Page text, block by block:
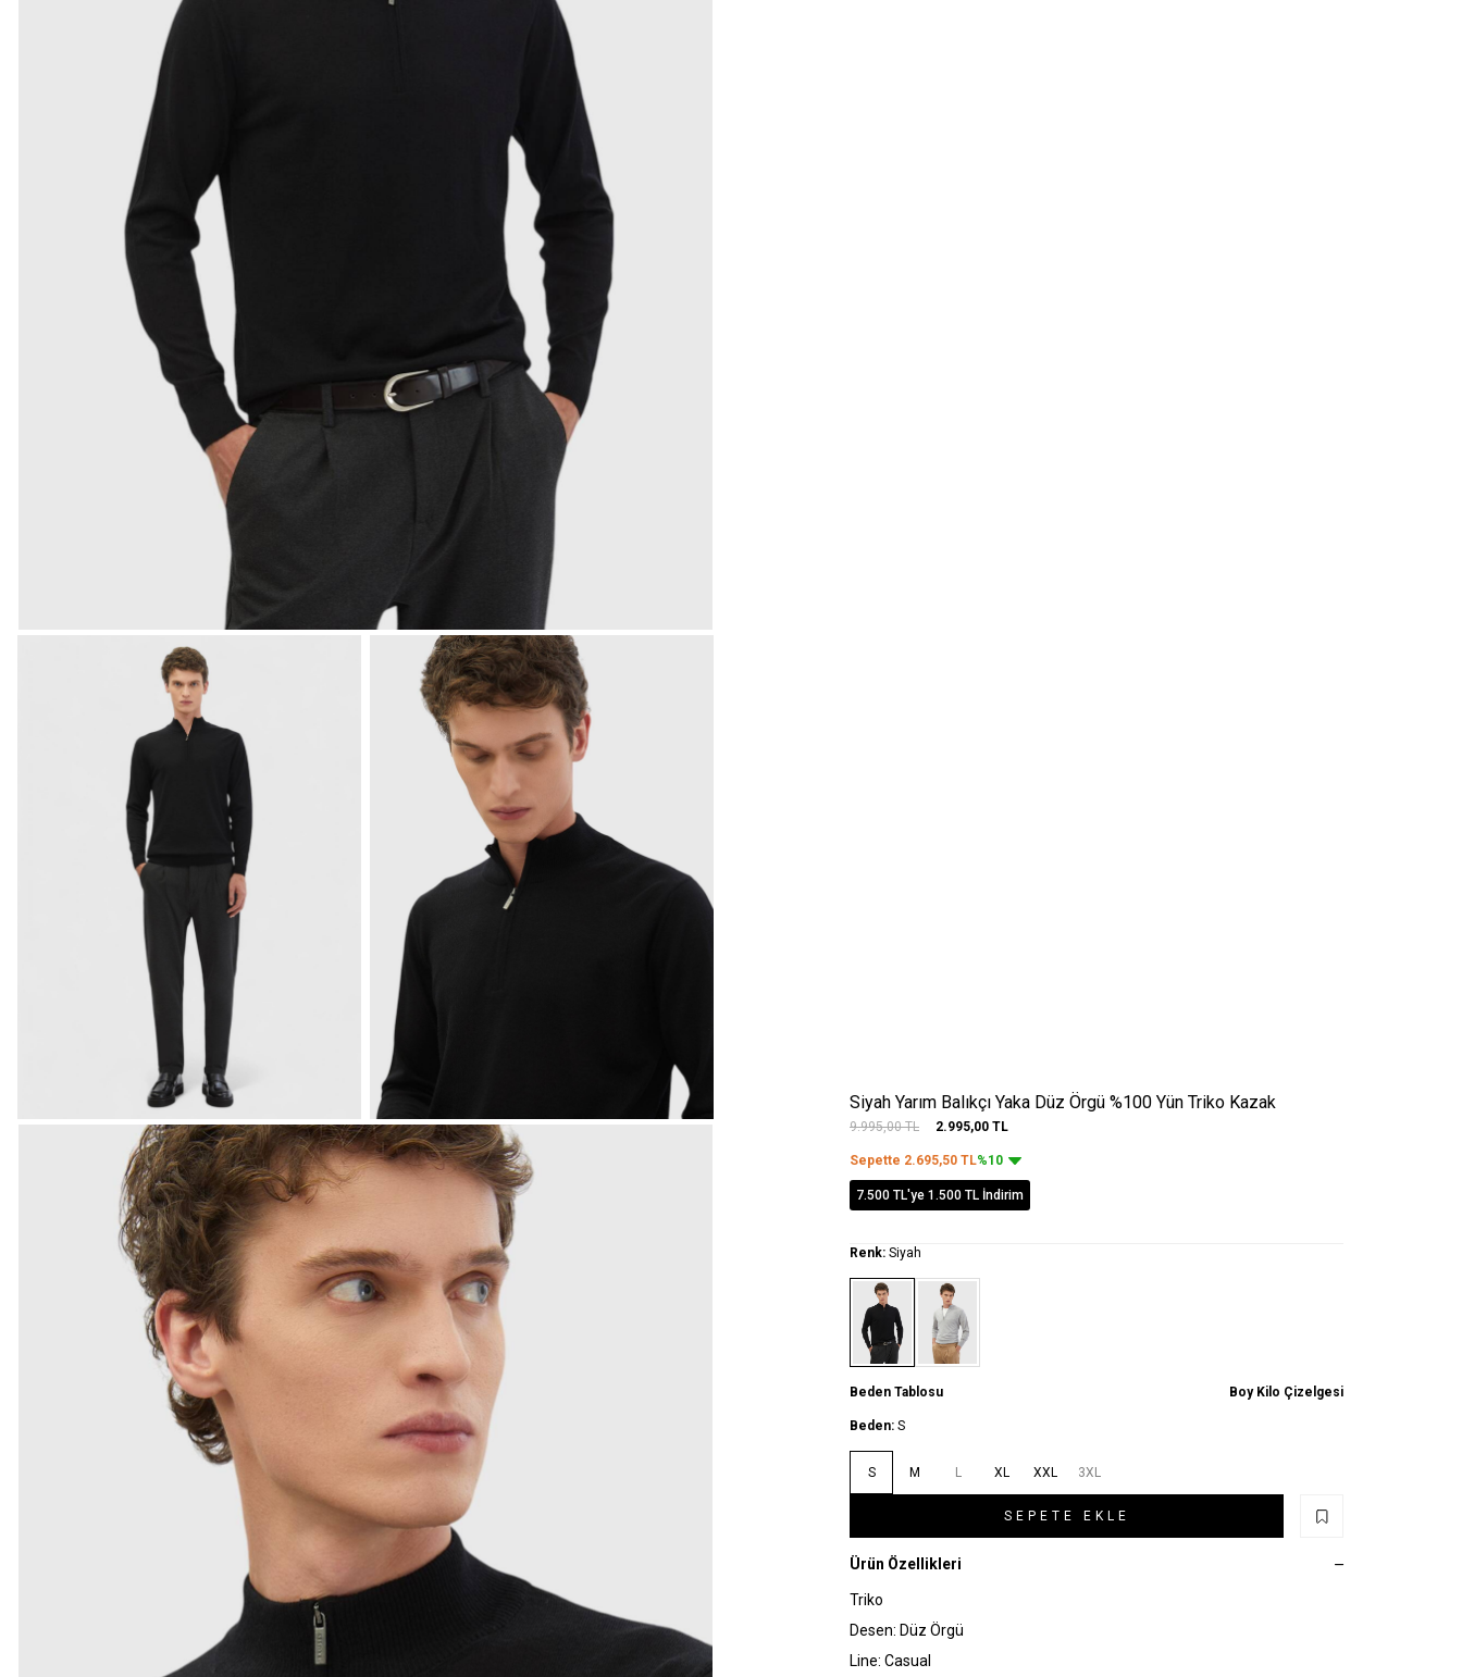
Siyah Yarım Balıkçı Yaka Düz Örgü %100 Yün Triko Kazak
9.995,00TL 2.995,00 TL
Sepette 2.695,50 TL%10
7.500 TL'ye 1.500 TL İndirim
Renk: Siyah
Beden Tablosu Boy Kilo Çizelgesi
Beden: S
S M L XL XXL 3XL
SEPETE EKLE
Ürün Özellikleri
Triko
Desen: Düz Örgü
Line: Casual